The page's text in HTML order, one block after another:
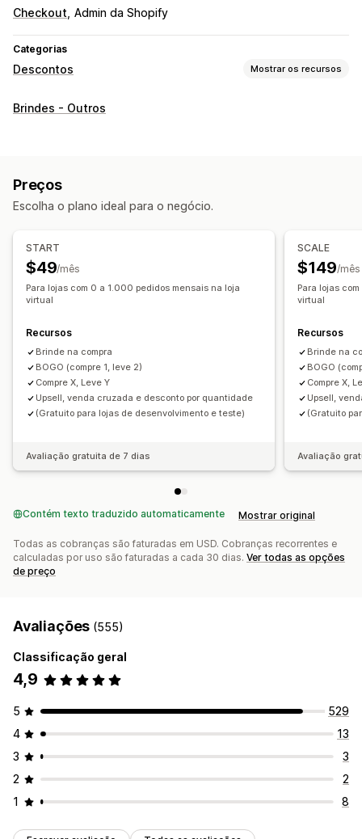
Checkout Admin da Shopify
Categorias
Descontos Mostrar os recursos
Tipos de descontos
Descontos no checkout
Descontos de upsell
Descontos de cross-sell
Gerenciamento de descontos
Modelos
Conversão cambial
Acionadores e regras
Agrupamento de descontos Definição de público-alvo
Geolocalização
Acompanhamento
Análises
Brindes - Outros
Preços
Escolha o plano ideal para o negócio.
START
$49/mês
Para lojas com 0 a 1.000 pedidos mensais na loja
virtual
Recursos
Brinde na compra
BOGO (compre 1, leve 2)
Compre X, Leve Y
Upsell, venda cruzada e desconto por quantidade
(Gratuito para lojas de desenvolvimento e teste)
Avaliação gratuita de 7 dias
SCALE
$149/mês
Para lojas
virtual
Recursos
Brinde na
BOGO
Compre X,
Upsell,
(Gratuito
Avaliação
Contém texto traduzido automaticamente Mostrar original
Todas as cobranças são faturadas em USD. Cobranças recorrentes e
calculadas por uso são faturadas a cada 30 dias. Ver todas as opções
de preço
Avaliações (555)
Classificação geral
4,9
5
529
4
13
3
3
2
2
1
8